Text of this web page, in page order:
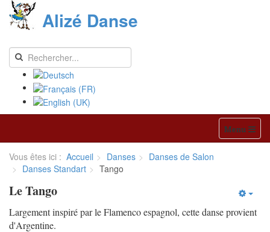
Alizé Danse
Menu
Vous êtes ici : Accueil Danses
Danses de Salon
Danses Standart
Tango
Le Tango
Largement inspiré par le Flamenco espagnol, cette danse provient
d'Argentine.